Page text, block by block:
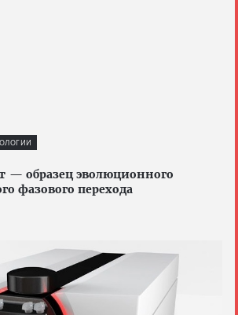
— образец эволюционного
фазового перехода